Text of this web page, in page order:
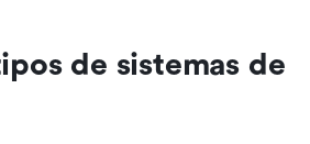
de sistemas de